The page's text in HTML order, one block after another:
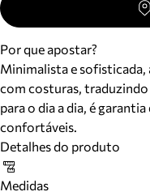
Por que apostar?
Minimalista e sofisticada,
com costuras,
para o dia a dia, é
confortáveis.
Detalhes do produto
Medidas